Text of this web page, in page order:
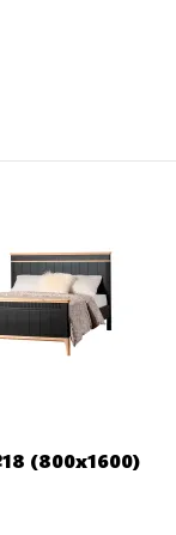
(800х1600)